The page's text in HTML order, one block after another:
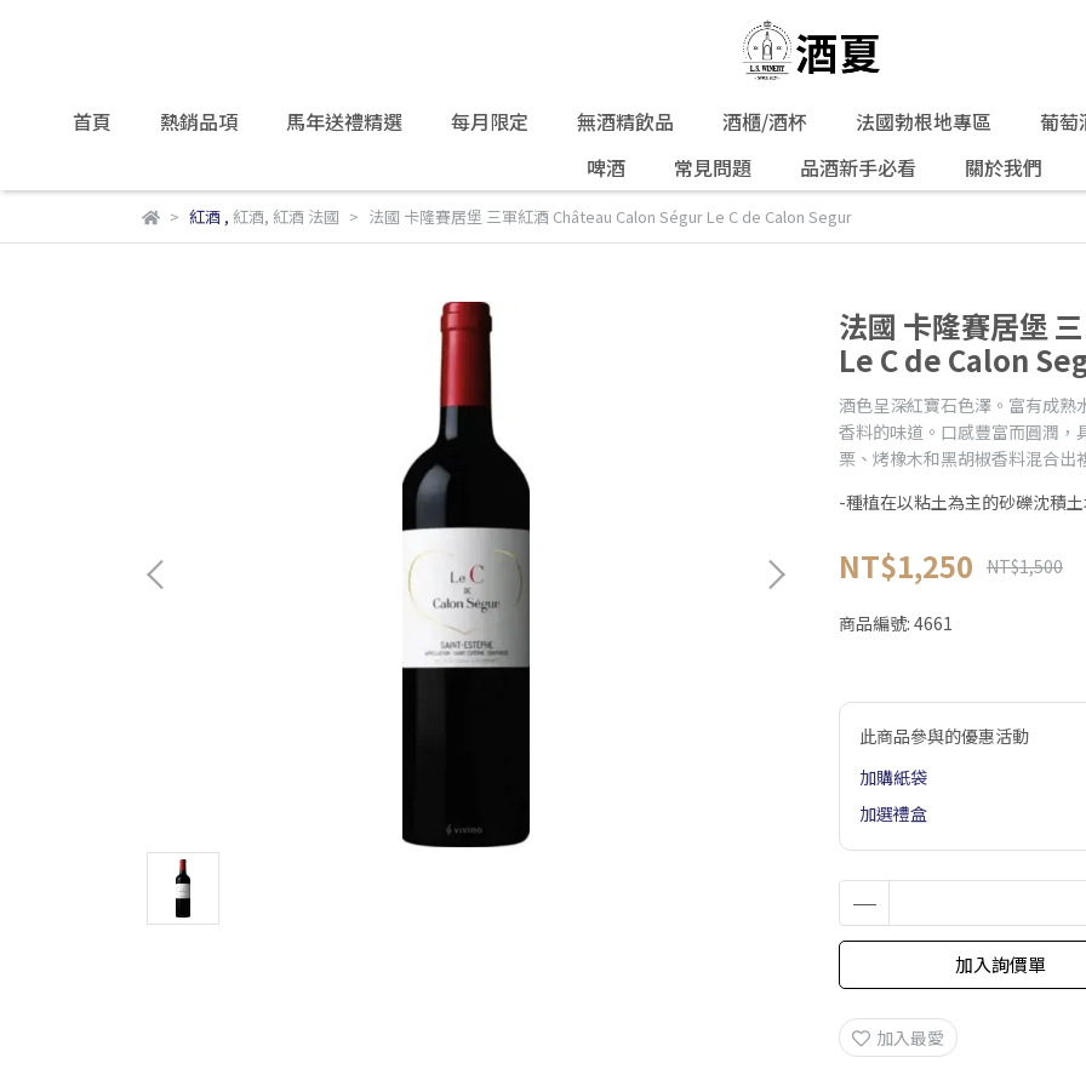
首頁 熱銷品項 馬年送禮精選 每月限定 無酒精飲品 酒櫃/酒杯 法國勃根地專區
葡萄
啤酒
常見問題 品酒新手必看 關於我們
紅酒, 紅酒, 紅酒 法國 法國 卡隆賽居堡 三軍紅酒 Château Calon Ségur Le C de Calon Segur
法國 卡隆賽居堡
Le C de Calon
酒色呈深紅寶石色澤。富有成熟
香料的味道。口感豐富而圓潤，
栗、烤橡木和黑胡椒香料混合出
-種植在以粘土為主的砂礫沈積
NT$1,250 NT$1,500
商品編號: 4661
此商品參與的優惠活動
加購紙袋
加選禮盒
加入詢價單
加入最愛